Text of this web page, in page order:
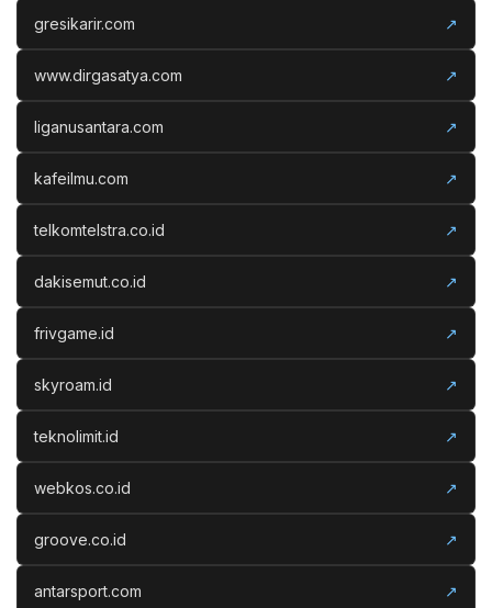
gresikarir.com ↗
www.dirgasatya.com ↗
liganusantara.com ↗
kafeilmu.com ↗
telkomtelstra.co.id ↗
dakisemut.co.id ↗
frivgame.id ↗
skyroam.id ↗
teknolimit.id ↗
webkos.co.id ↗
groove.co.id ↗
antarsport.com ↗